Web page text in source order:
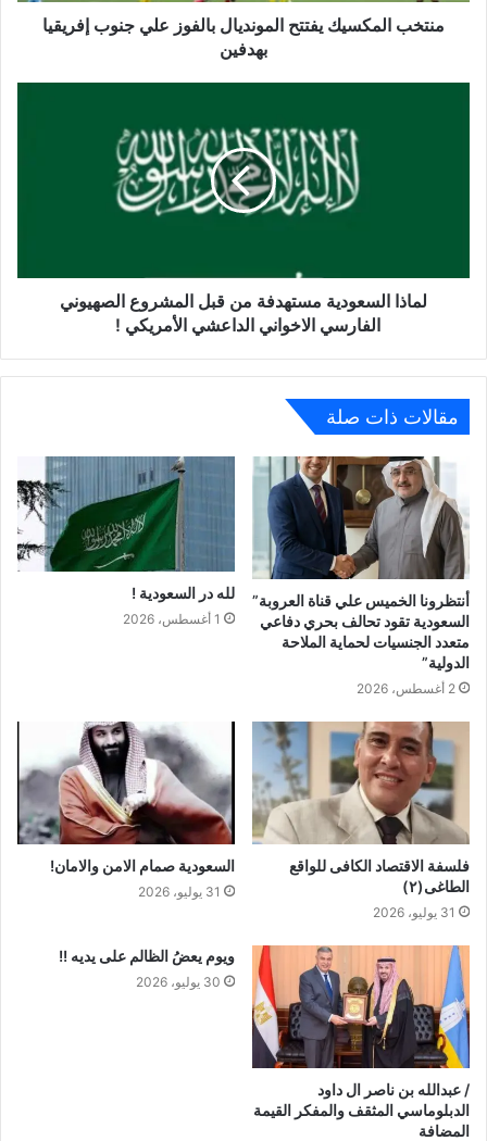
منتخب المكسيك يفتتح المونديال بالفوز علي جنوب إفريقيا
بهدفين
لماذا السعودية مستهدفة من قبل المشروع الصهيوني
الفارسي الاخواني الداعشي الأمريكي !
مقالات ذات صلة
أنتظرونا الخميس علي قناة العروبة”
السعودية تقود تحالف بحري دفاعي
متعدد الجنسيات لحماية الملاحة
الدولية”
2 أغسطس، 2026
لله در السعودية !
1 أغسطس، 2026
فلسفة الاقتصاد الكافى للواقع
الطاغى(٢)
31 يوليو، 2026
السعودية صمام الامن والامان!
31 يوليو، 2026
/ عبدالله بن ناصر ال داود
الدبلوماسي المثقف والمفكر القيمة
المضافة
ويوم يعضُ الظالم على يديه !!
30 يوليو، 2026